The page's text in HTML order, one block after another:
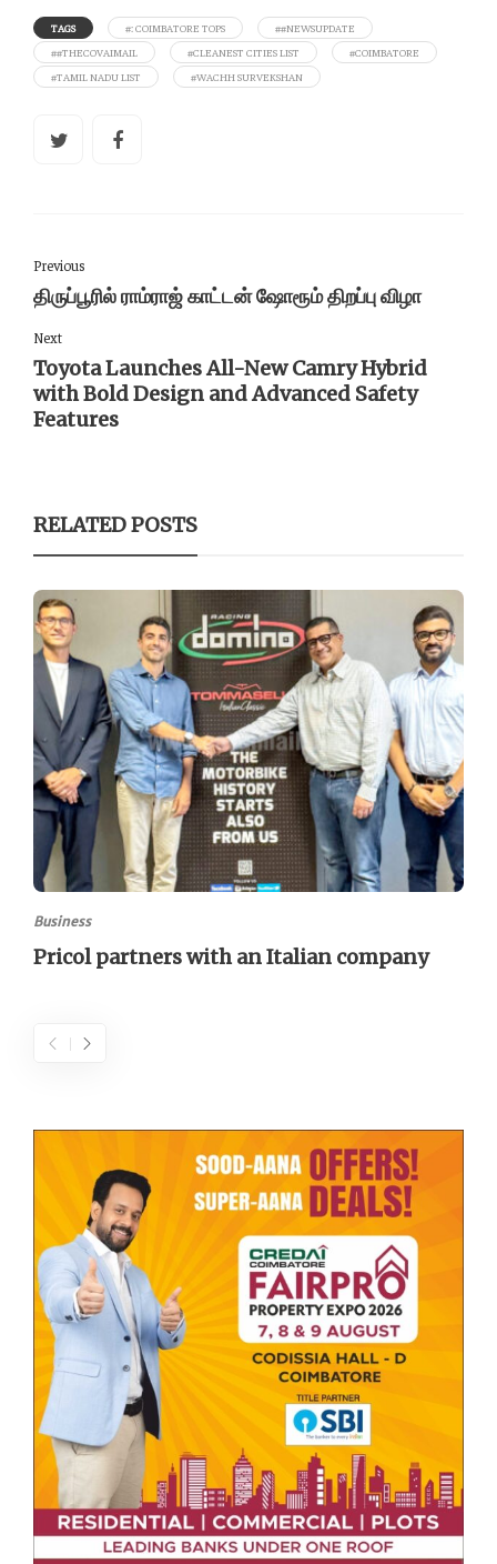
TAGS #: COIMBATORE TOPS
##NEWSUPDATE
##THECOVAIMAIL
#CLEANEST CITIES LIST
#COIMBATORE
#TAMIL NADU LIST
#WACHH SURVEKSHAN
Previous
திருப்பூரில் ராம்ராஜ் காட்டன் ஷோரூம் திறப்பு விழா
Next
Toyota Launches All-New Camry Hybrid
with Bold Design and Advanced Safety
Features
RELATED POSTS
Business
Pricol partners with an Italian company